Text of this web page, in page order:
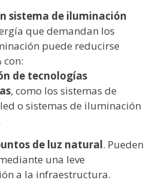
sistema de iluminación
que demandan los
puede reducirse
con:
de tecnologías
, como los sistemas de
o sistemas de iluminación
de luz natural. Pueden
una leve
a la infraestructura.